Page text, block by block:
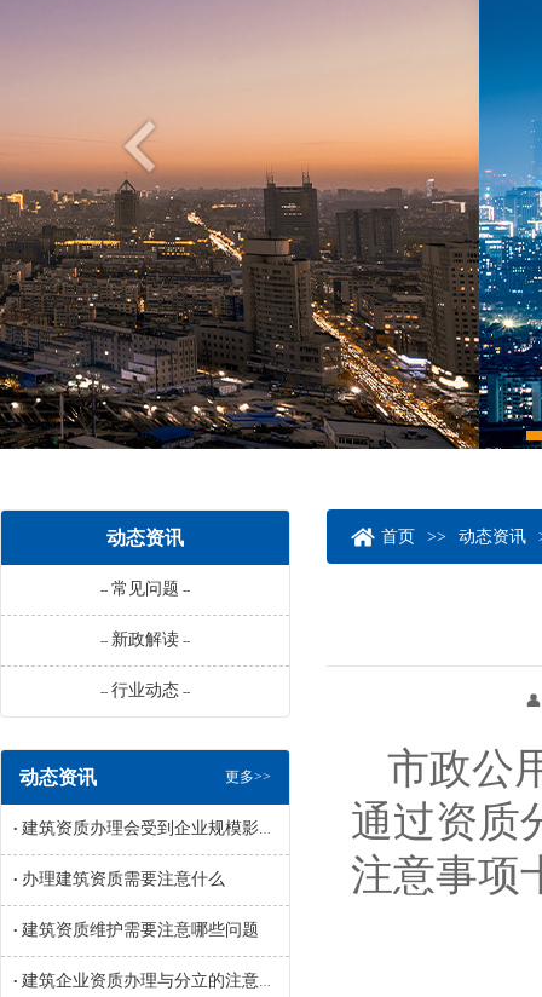
动态资讯
-- 常见问题 --
-- 新政解读 --
-- 行业动态 --
动态资讯 更多>>
• 建筑资质办理会受到企业规模影响吗
• 办理建筑资质需要注意什么
• 建筑资质维护需要注意哪些问题
• 建筑企业资质办理与分立的注意事项参考
首页 >> 动态资讯
👤 来源：辽宁
市政公
通过资质
注意事项